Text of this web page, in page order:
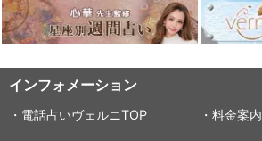
インフォメーション
・電話占いヴェルニTOP ・料金案内